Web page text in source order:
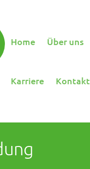
Home Über uns
Karriere Kontakt